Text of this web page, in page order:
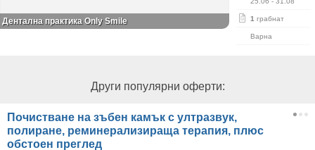
1 грабнат
Варна
Дентална практика Only Smile
Други популярни оферти:
Почистване на зъбен камък с ултразвук,
полиране, реминерализираща терапия, плюс
обстоен преглед